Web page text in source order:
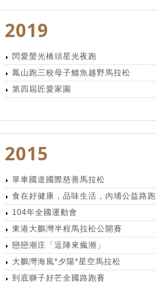
2019
閃愛螢光橋頭星光夜跑
鳳山跑三校母子鱷魚越野馬拉松
第四屆匠愛家園
2015
單車國道國際慈善馬拉松
食在好健康，品味生活，內埔公益路跑
104年全國運動會
東港大鵬灣半程馬拉松公開賽
戀戀潮庄「逗陣來瘋潮」
大鵬灣海風*夕陽*星空馬拉松
到底獅子好芒全國路跑賽